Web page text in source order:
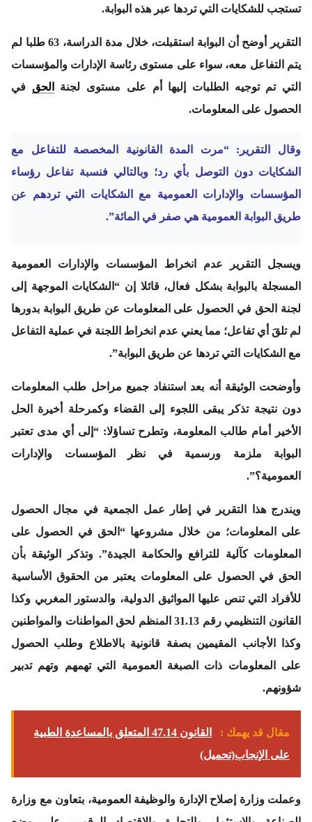
تستجب للشكايات التي تردها عبر هذه البوابة.
التقرير أوضح أن البوابة استقبلت، خلال مدة الدراسة، 63 طلبا لم
يتم التفاعل معه، سواء على مستوى رئاسة الإدارات والمؤسسات
التي تم توجيه الطلبات إليها أم على مستوى لجنة
الحق في
الحصول على المعلومات.
وقال التقرير: “مرت المدة القانونية المخصصة للتفاعل مع
الشكايات دون التوصل بأي رد؛ وبالتالي فنسبة تفاعل رؤساء
المؤسسات والإدارات العمومية مع الشكايات التي تردهم عن
طريق البوابة العمومية هي صفر في المائة”.
ويسجل التقرير عدم انخراط المؤسسات والإدارات العمومية
المسجلة بالبوابة بشكل فعال، قائلا إن “الشكايات الموجهة إلى
لجنة الحق في الحصول على المعلومات عن طريق البوابة بدورها
لم تلقَ أي تفاعل؛ مما يعني عدم انخراط اللجنة في عملية التفاعل
مع الشكايات التي تردها عن طريق البوابة”.
وأوضحت الوثيقة أنه بعد استنفاد جميع مراحل طلب المعلومات
دون نتيجة تذكر يبقى اللجوء إلى القضاء وكمرحلة أخيرة الحل
الأخير أمام طالب المعلومة، وتطرح تساؤلا: “إلى أي مدى تعتبر
البوابة ملزمة ورسمية في نظر المؤسسات والإدارات
العمومية؟”.
ويندرج هذا التقرير في إطار عمل الجمعية في مجال الحصول
على المعلومات؛ من خلال مشروعها “الحق في الحصول على
المعلومات كآلية للترافع والحكامة الجيدة”. وتذكر الوثيقة بأن
الحق في الحصول على المعلومات يعتبر من الحقوق الأساسية
للأفراد التي تنص عليها المواثيق الدولية، والدستور المغربي وكذا
القانون التنظيمي رقم 31.13 المنظم لحق المواطنات والمواطنين
وكذا الأجانب المقيمين بصفة قانونية بالاطلاع وطلب الحصول
على المعلومات ذات الصبغة العمومية التي تهمهم وتهم تدبير
شؤونهم.
مقال قد يهمك :
القانون 47.14 المتعلق بالمساعدة الطبية
على الإنجاب(تحميل)
وعملت وزارة إصلاح الإدارة والوظيفة العمومية، بتعاون مع وزارة